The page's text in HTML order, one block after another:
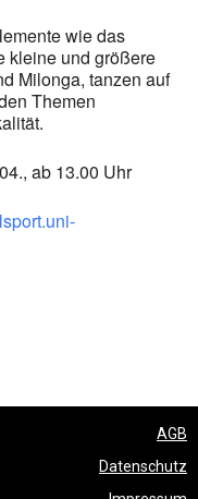
wie das
kleine und größere
Milonga, tanzen auf
Themen
ab 13.00 Uhr
AGB
Datenschutz